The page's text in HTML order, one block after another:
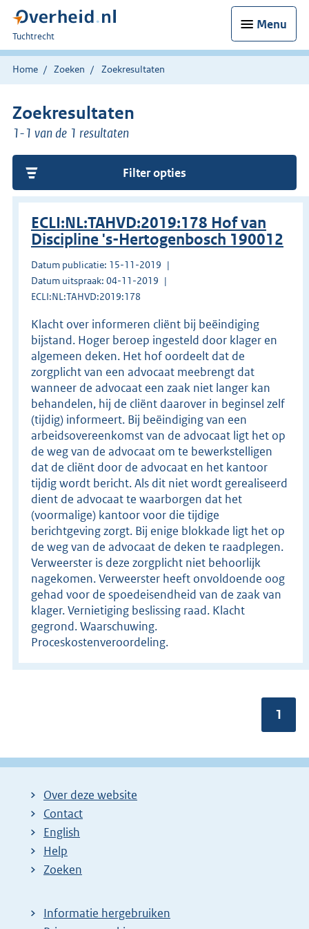
Menu
U
bent
hier:
Tuchtrecht
Home Zoeken Zoekresultaten
Zoekresultaten
1-1 van de 1 resultaten
Filter opties
ECLI:NL:TAHVD:2019:178 Hof van
Discipline 's-Hertogenbosch 190012
Datum publicatie: 15-11-2019
Datum uitspraak: 04-11-2019
ECLI:NL:TAHVD:2019:178
Klacht over informeren cliënt bij beëindiging
bijstand. Hoger beroep ingesteld door klager en
algemeen deken. Het hof oordeelt dat de
zorgplicht van een advocaat meebrengt dat
wanneer de advocaat een zaak niet langer kan
behandelen, hij de cliënt daarover in beginsel zelf
(tijdig) informeert. Bij beëindiging van een
arbeidsovereenkomst van de advocaat ligt het op
de weg van de advocaat om te bewerkstelligen
dat de cliënt door de advocaat en het kantoor
tijdig wordt bericht. Als dit niet wordt gerealiseerd
dient de advocaat te waarborgen dat het
(voormalige) kantoor voor die tijdige
berichtgeving zorgt. Bij enige blokkade ligt het op
de weg van de advocaat de deken te raadplegen.
Verweerster is deze zorgplicht niet behoorlijk
nagekomen. Verweerster heeft onvoldoende oog
gehad voor de spoedeisendheid van de zaak van
klager. Vernietiging beslissing raad. Klacht
gegrond. Waarschuwing.
Proceskostenveroordeling.
1
Over deze website
Contact
English
Help
Zoeken
Informatie hergebruiken